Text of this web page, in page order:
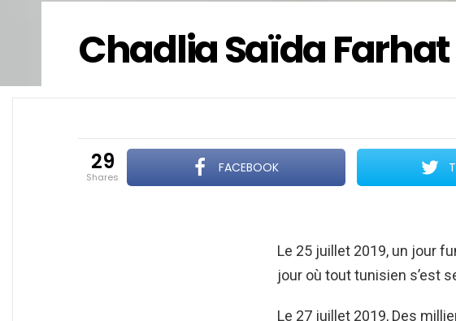
Chadlia Saïda
29
shares
FACEBOOK
Le 25 juillet 2019, un jour
jour où tout tunisien s’est
Le 27 juillet 2019, Des